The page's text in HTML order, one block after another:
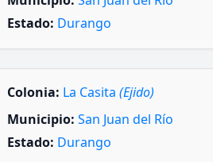
Estado: Durango
Colonia: La Casita (Ejido)
Municipio: San Juan del Río
Estado: Durango